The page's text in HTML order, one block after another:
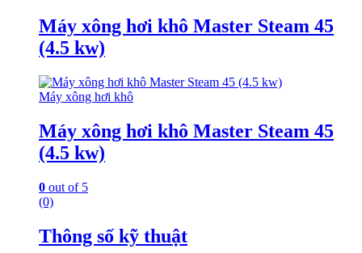
Máy xông hơi khô Master Steam 45
(4.5 kw)
Máy xông hơi khô
Máy xông hơi khô Master Steam 45
(4.5 kw)
0 out of 5
(0)
Thông số kỹ thuật